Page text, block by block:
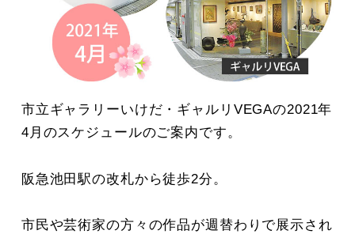
市立ギャラリーいけだ・ギャルリVEGAの2021年
4月のスケジュールのご案内です。
阪急池田駅の改札から徒歩2分。
市民や芸術家の方々の作品が週替わりで展示され